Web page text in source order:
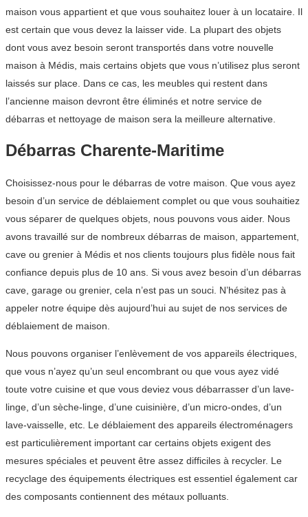
maison vous appartient et que vous souhaitez louer à un locataire. Il
est certain que vous devez la laisser vide. La plupart des objets
dont vous avez besoin seront transportés dans votre nouvelle
maison à Médis, mais certains objets que vous n’utilisez plus seront
laissés sur place. Dans ce cas, les meubles qui restent dans
l’ancienne maison devront être éliminés et notre service de
débarras et nettoyage de maison sera la meilleure alternative.
Débarras Charente-Maritime
Choisissez-nous pour le débarras de votre maison. Que vous ayez
besoin d’un service de déblaiement complet ou que vous souhaitiez
vous séparer de quelques objets, nous pouvons vous aider. Nous
avons travaillé sur de nombreux débarras de maison, appartement,
cave ou grenier à Médis et nos clients toujours plus fidèle nous fait
confiance depuis plus de 10 ans. Si vous avez besoin d’un débarras
cave, garage ou grenier, cela n’est pas un souci. N’hésitez pas à
appeler notre équipe dès aujourd’hui au sujet de nos services de
déblaiement de maison.
Nous pouvons organiser l’enlèvement de vos appareils électriques,
que vous n’ayez qu’un seul encombrant ou que vous ayez vidé
toute votre cuisine et que vous deviez vous débarrasser d’un lave-
linge, d’un sèche-linge, d’une cuisinière, d’un micro-ondes, d’un
lave-vaisselle, etc. Le déblaiement des appareils électroménagers
est particulièrement important car certains objets exigent des
mesures spéciales et peuvent être assez difficiles à recycler. Le
recyclage des équipements électriques est essentiel également car
des composants contiennent des métaux polluants.